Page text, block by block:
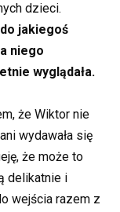
dzieci.
jakiegoś
niego
wyglądała.
że Wiktor nie
wydawała się
że może to
delikatnie i
wejścia razem z